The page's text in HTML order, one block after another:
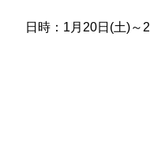
日時：1月20日(土)